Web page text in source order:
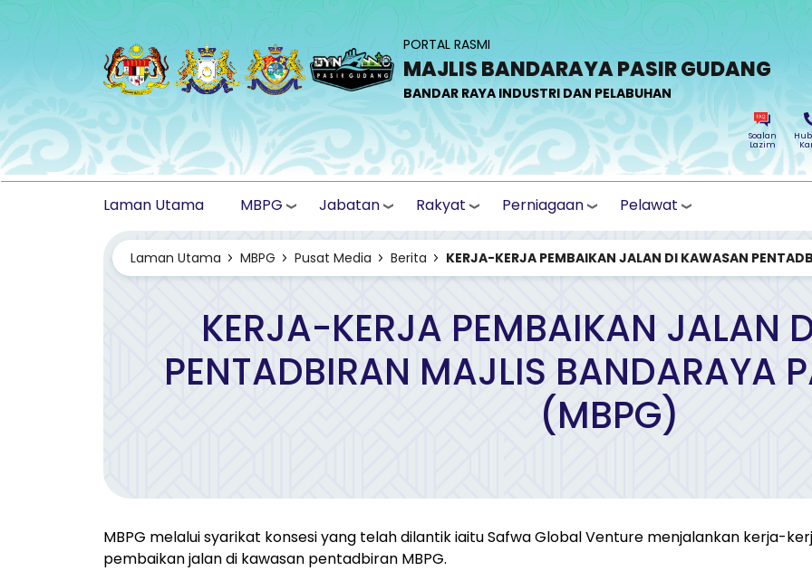
PORTAL RASMI
MAJLIS BANDARAYA PASIR GUDANG
BANDAR RAYA INDUSTRI DAN PELABUHAN
Soalan
Lazim
Laman Utama MBPG Jabatan Rakyat Perniagaan Pelawat
Laman Utama MBPG Pusat Media Berita KERJA-KERJA PEMBAIKAN JALAN DI KAWASAN
KERJA-KERJA PEMBAIKAN JALAN
PENTADBIRAN MAJLIS BANDARAYA
(MBPG)
MBPG melalui syarikat konsesi yang telah dilantik iaitu Safwa Global Venture menjalankan kerja-
pembaikan jalan di kawasan pentadbiran MBPG.